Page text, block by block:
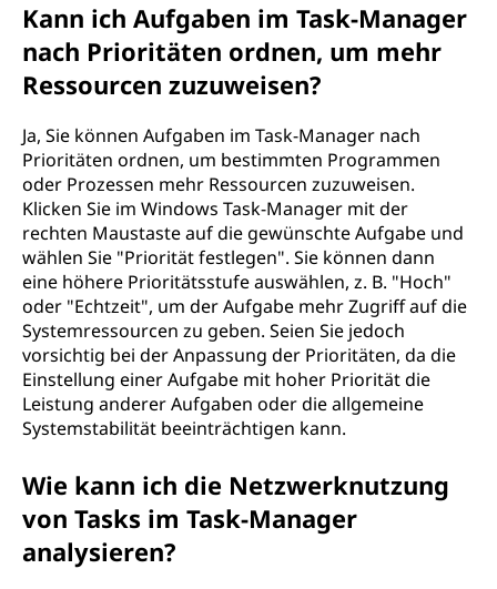
Kann ich Aufgaben im Task-Manager
nach Prioritäten ordnen, um mehr
Ressourcen zuzuweisen?
Ja, Sie können Aufgaben im Task-Manager nach
Prioritäten ordnen, um bestimmten Programmen
oder Prozessen mehr Ressourcen zuzuweisen.
Klicken Sie im Windows Task-Manager mit der
rechten Maustaste auf die gewünschte Aufgabe und
wählen Sie "Priorität festlegen". Sie können dann
eine höhere Prioritätsstufe auswählen, z. B. "Hoch"
oder "Echtzeit", um der Aufgabe mehr Zugriff auf die
Systemressourcen zu geben. Seien Sie jedoch
vorsichtig bei der Anpassung der Prioritäten, da die
Einstellung einer Aufgabe mit hoher Priorität die
Leistung anderer Aufgaben oder die allgemeine
Systemstabilität beeinträchtigen kann.
Wie kann ich die Netzwerknutzung
von Tasks im Task-Manager
analysieren?